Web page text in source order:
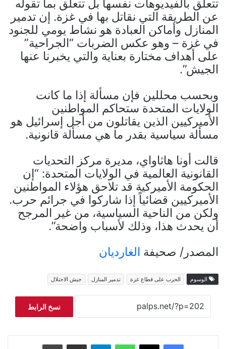
تتعلق بالفيديوهات نفسها بل تتعلق بما تقوله
عن الطريقة التي نقاتل بها في غزة. إن تدمير
المنازل وأماكن العبادة هو نشاط يومي للجنود
في غزة – وهو عكس الضربات “الجراحية”
على أهداف مختارة بعناية والتي يخبرنا عنها
الجيش”.
وبحسب محللين فإن مسألة إذا ما كانت
الولايات المتحدة ستحاكم المواطنين
الأميركيين الذين يقاتلون من أجل إسرائيل هو
مسألة سياسية بقدر ما هي مسألة قانونية.
قالت أونا هاثاواي، مديرة مركز التحديات
القانونية العالمية في الولايات المتحدة: “إن
الحكومة الأميركية قد تلاحق هؤلاء المواطنين
الأميركيين قضائياً إذا شاركوا في جرائم حرب.
ولكن من الناحية السياسية، من غير المرجح
أن يحدث هذا، وذلك لأسباب واضحة”.
المصدر/ صحيفة الغارديان
الوسوم الحرب على قطاع غزة تدمير المنازل جيش الاحتلال
نسخ الرابط
فيسبوك ‫X واتساب تيلقرام مشاركة عبر البريد طباعة